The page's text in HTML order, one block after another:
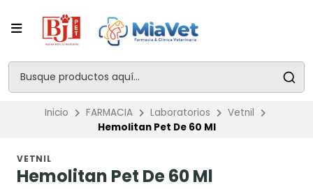
Inicio FARMACIA Laboratorios
Vetnil
Hemolitan Pet De 60 Ml
VETNIL
Hemolitan Pet De 60 Ml